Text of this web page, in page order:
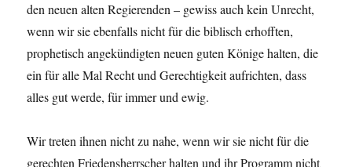
den neuen alten Regierenden – gewiss auch kein Unrecht,
wenn wir sie ebenfalls nicht für die biblisch erhofften,
prophetisch angekündigten neuen guten Könige halten, die
ein für alle Mal Recht und Gerechtigkeit aufrichten, dass
alles gut werde, für immer und ewig.
Wir treten ihnen nicht zu nahe, wenn wir sie nicht für die
gerechten Friedensherrscher halten und ihr Programm nicht